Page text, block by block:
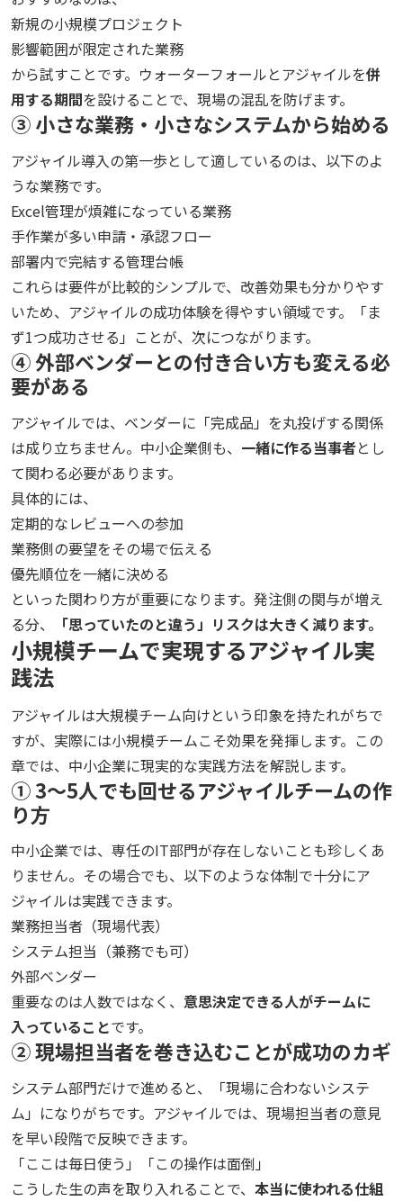
新規の小規模プロジェクト
影響範囲が限定された業務
から試すことです。ウォーターフォールとアジャイルを併
用する期間を設けることで、現場の混乱を防げます。
③ 小さな業務・小さなシステムから始める
アジャイル導入の第一歩として適しているのは、以下のよ
うな業務です。
Excel管理が煩雑になっている業務
手作業が多い申請・承認フロー
部署内で完結する管理台帳
これらは要件が比較的シンプルで、改善効果も分かりやす
いため、アジャイルの成功体験を得やすい領域です。「ま
ず1つ成功させる」ことが、次につながります。
④ 外部ベンダーとの付き合い方も変える必
要がある
アジャイルでは、ベンダーに「完成品」を丸投げする関係
は成り立ちません。中小企業側も、 一緒に作る当事者とし
て関わる必要があります。
具体的には、
定期的なレビューへの参加
業務側の要望をその場で伝える
優先順位を一緒に決める
といった関わり方が重要になります。発注側の関与が増え
る分、
「思っていたのと違う」リスクは大きく減ります。
小規模チームで実現するアジャイル実
践法
アジャイルは大規模チーム向けという印象を持たれがちで
すが、実際には小規模チームこそ効果を発揮します。この
章では、中小企業に現実的な実践方法を解説します。
① 3〜5人でも回せるアジャイルチームの作
り方
中小企業では、専任のIT部門が存在しないことも珍しくあ
りません。その場合でも、以下のような体制で十分にア
ジャイルは実践できます。
業務担当者（現場代表）
システム担当（兼務でも可）
外部ベンダー
重要なのは人数ではなく、 意思決定できる人がチームに
入っていることです。
② 現場担当者を巻き込むことが成功のカギ
システム部門だけで進めると、「現場に合わないシステ
ム」になりがちです。アジャイルでは、現場担当者の意見
を早い段階で反映できます。
「ここは毎日使う」「この操作は面倒」
こうした生の声を取り入れることで、 本当に使われる仕組